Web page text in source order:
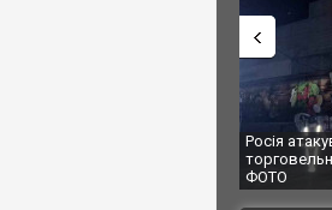
Росія атакувала Суми КАБами: пошкоджено
торговельний центр, будинки, є постраждалі.